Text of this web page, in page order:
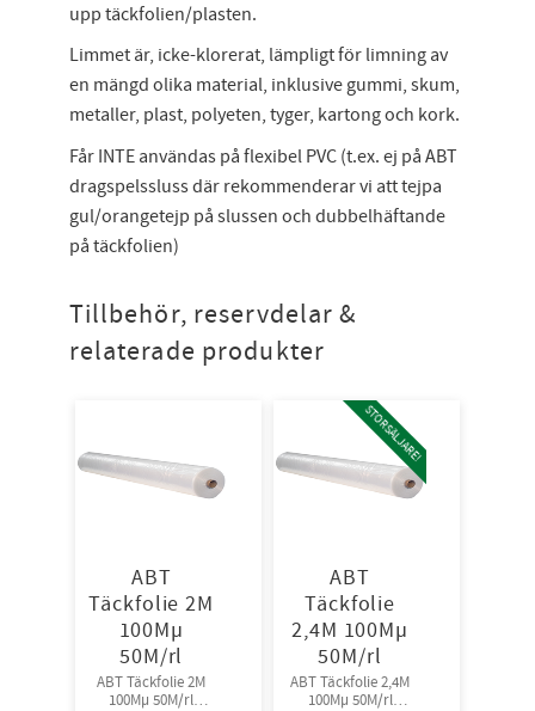
upp täckfolien/plasten.
Limmet är, icke-klorerat, lämpligt för limning av
en mängd olika material, inklusive gummi, skum,
metaller, plast, polyeten, tyger, kartong och kork.
Får INTE användas på flexibel PVC (t.ex. ej på ABT
dragspelssluss där rekommenderar vi att tejpa
gul/orangetejp på slussen och dubbelhäftande
på täckfolien)
Tillbehör, reservdelar &
relaterade produkter
ABT
Täckfolie 2M
100Mµ
50M/rl
ABT Täckfolie 2M
100Mµ 50M/rl
ABT
Täckfolie
2,4M 100Mµ
50M/rl
ABT Täckfolie 2,4M
100Mµ 50M/rl
STORSÄLJARE!